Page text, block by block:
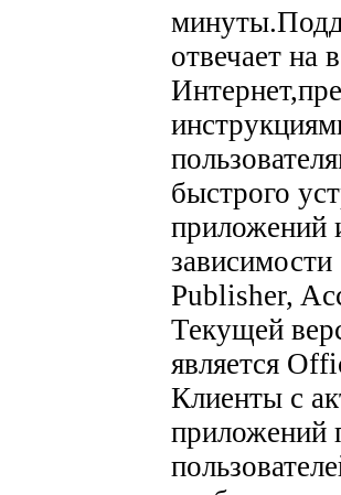
отвечает на
быстрого
приложений
Publisher,
Текущей
является
Клиенты с
приложений